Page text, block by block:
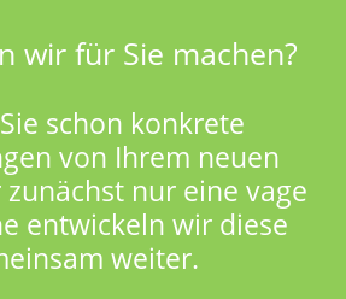
wir für Sie machen?
schon konkrete
von Ihrem neuen
nur eine vage
entwickeln wir diese
weiter.